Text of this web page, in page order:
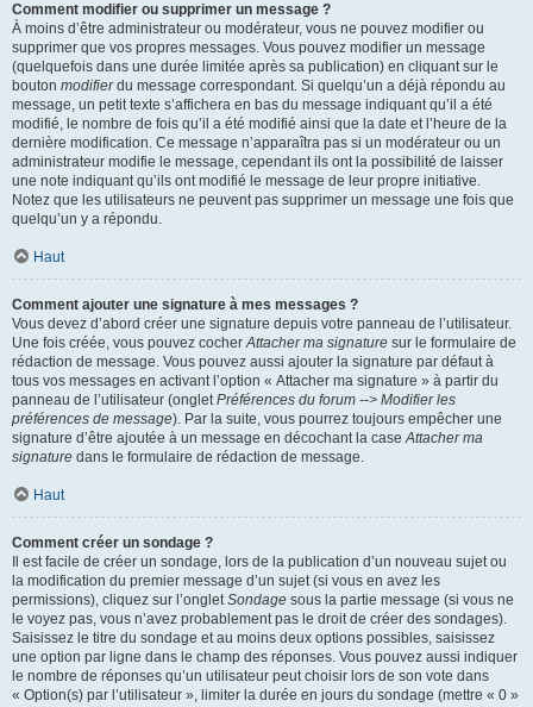
Comment modifier ou supprimer un message ?
À moins d’être administrateur ou modérateur, vous ne pouvez modifier ou
supprimer que vos propres messages. Vous pouvez modifier un message
(quelquefois dans une durée limitée après sa publication) en cliquant sur le
bouton modifierdu message correspondant. Si quelqu’un a déjà répondu au
message, un petit texte s’affichera en bas du message indiquant qu’il a été
modifié, le nombre de fois qu’il a été modifié ainsi que la date et l’heure de la
dernière modification. Ce message n’apparaîtra pas si un modérateur ou un
administrateur modifie le message, cependant ils ont la possibilité de laisser
une note indiquant qu’ils ont modifié le message de leur propre initiative.
Notez que les utilisateurs ne peuvent pas supprimer un message une fois que
quelqu’un y a répondu.
Haut
Comment ajouter une signature à mes messages ?
Vous devez d’abord créer une signature depuis votre panneau de l’utilisateur.
Une fois créée, vous pouvez cocherAttacher ma signature sur le formulaire de
rédaction de message. Vous pouvez aussi ajouter la signature par défaut à
tous vos messages en activant l’option « Attacher ma signature » à partir du
panneau de l’utilisateur (ongletPréférences du forum --> Modifier les
préférences de message). Par la suite, vous pourrez toujours empêcher une
signature d’être ajoutée à un message en décochant la caseAttacher ma
signature dans le formulaire de rédaction de message.
Haut
Comment créer un sondage ?
Il est facile de créer un sondage, lors de la publication d’un nouveau sujet ou
la modification du premier message d’un sujet (si vous en avez les
permissions), cliquez sur l’ongletSondage sous la partie message (si vous ne
le voyez pas, vous n’avez probablement pas le droit de créer des sondages).
Saisissez le titre du sondage et au moins deux options possibles, saisissez
une option par ligne dans le champ des réponses. Vous pouvez aussi indiquer
le nombre de réponses qu’un utilisateur peut choisir lors de son vote dans
« Option(s) par l’utilisateur », limiter la durée en jours du sondage (mettre « 0 »